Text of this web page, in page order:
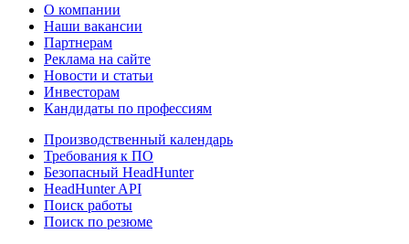
О компании
Наши вакансии
Партнерам
Реклама на сайте
Новости и статьи
Инвесторам
Кандидаты по профессиям
Производственный календарь
Требования к ПО
Безопасный HeadHunter
HeadHunter API
Поиск работы
Поиск по резюме